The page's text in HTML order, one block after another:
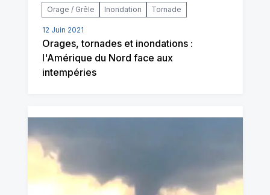
Orage / Grêle Inondation Tornade
12 Juin 2021
Orages, tornades et inondations :
l'Amérique du Nord face aux
intempéries